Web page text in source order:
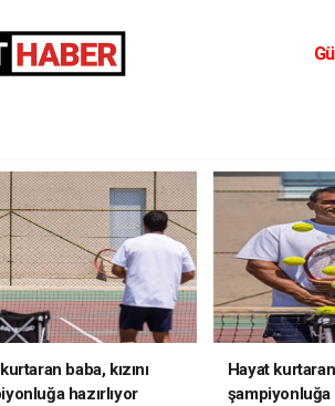
baba, kızını
hazırlıyor
Hayat
şampiyonluğa